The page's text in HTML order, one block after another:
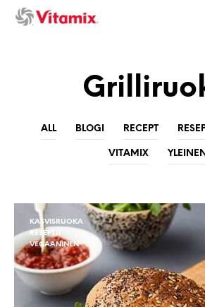
ALL BLOGI RECEPT
VITAMIX YLEINEN
KASVISRUOKA
RESEPTIT
VEGAANINEN